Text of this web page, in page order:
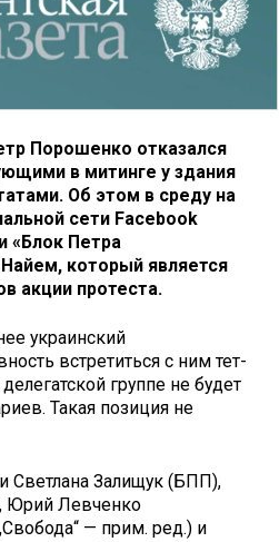
Порошенко отказался
в митинге у здания
Об этом в среду на
сети Facebook
«Блок Петра
который является
акции протеста.
украинский
встретиться с ним тет-
группе не будет
Такая позиция не
Светлана Залищук (БПП),
Юрий Левченко
— прим. ред.) и